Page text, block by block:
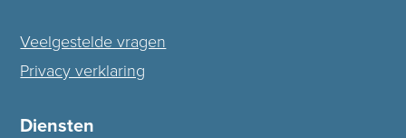
Veelgestelde vragen
Privacy verklaring
Diensten